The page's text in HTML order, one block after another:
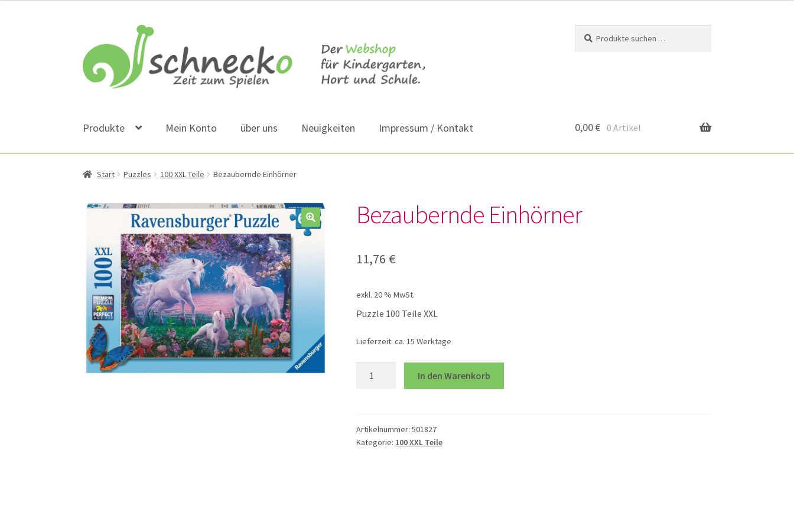
Navigation
springen
Inhalt
springen
nach:
Produkte Mein Konto über uns Neuigkeiten Impressum / Kontakt 0,00€ 0 Artikel
Start Puzzles 100 XXL Teile Bezaubernde Einhörner
Bezaubernde Einhörner
11,76 €
exkl. 20 % MwSt.
Puzzle 100 Teile XXL
Lieferzeit: ca. 15 Werktage
In den Warenkorb
Artikelnummer: 501827
Kategorie: 100 XXL Teile